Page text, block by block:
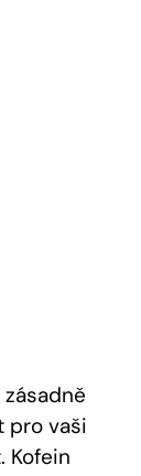
pro vaši
Kofein